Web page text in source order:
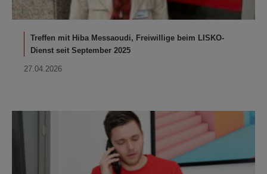
Treffen mit Hiba Messaoudi, Freiwillige beim LISKO-
Dienst seit September 2025
27.04.2026